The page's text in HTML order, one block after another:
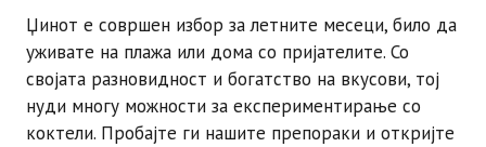
Џинот е совршен избор за летните месеци, било да
уживате на плажа или дома со пријателите. Со
својата разновидност и богатство на вкусови, тој
нуди многу можности за експериментирање со
коктели. Пробајте ги нашите препораки и откријте